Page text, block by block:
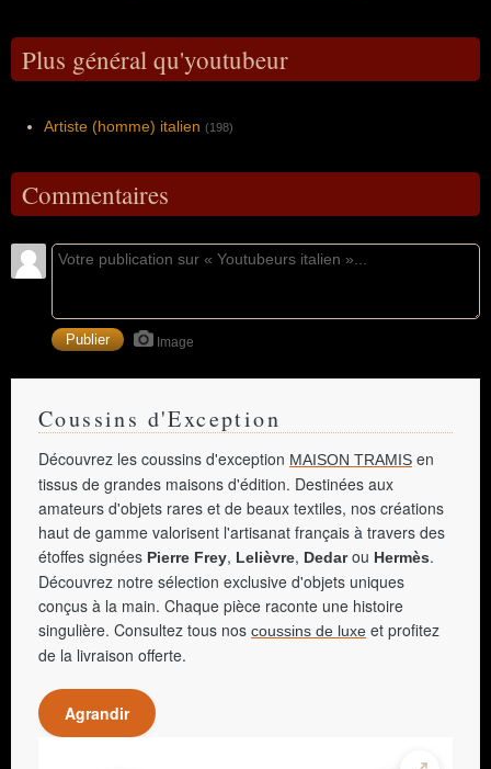
Plus général qu'youtubeur
Artiste (homme) italien (198)
Commentaires
Image
Coussins d'Exception
Découvrez les coussins d'exception MAISON TRAMIS en
tissus de grandes maisons d'édition. Destinées aux
amateurs d'objets rares et de beaux textiles, nos créations
haut de gamme valorisent l'artisanat français à travers des
étoffes signées Pierre Frey, Lelièvre, Dedarou Hermès.
Découvrez notre sélection exclusive d'objets uniques
conçus à la main. Chaque pièce raconte une histoire
singulière. Consultez tous nos coussins de luxe et profitez
de la livraison offerte.
Agrandir